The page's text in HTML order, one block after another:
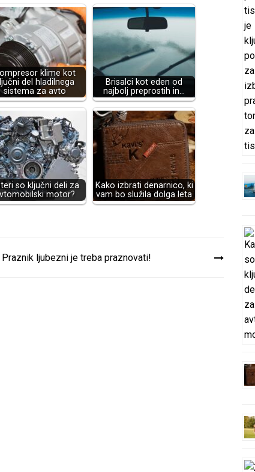
klime kot
del hladilnega
sistema za avto
Brisalci kot eden od
najbolj preprostih in…
so ključni deli za
motor?
Kako izbrati denarnico, ki
vam bo služila dolga leta
Praznik ljubezni je treba praznovati!